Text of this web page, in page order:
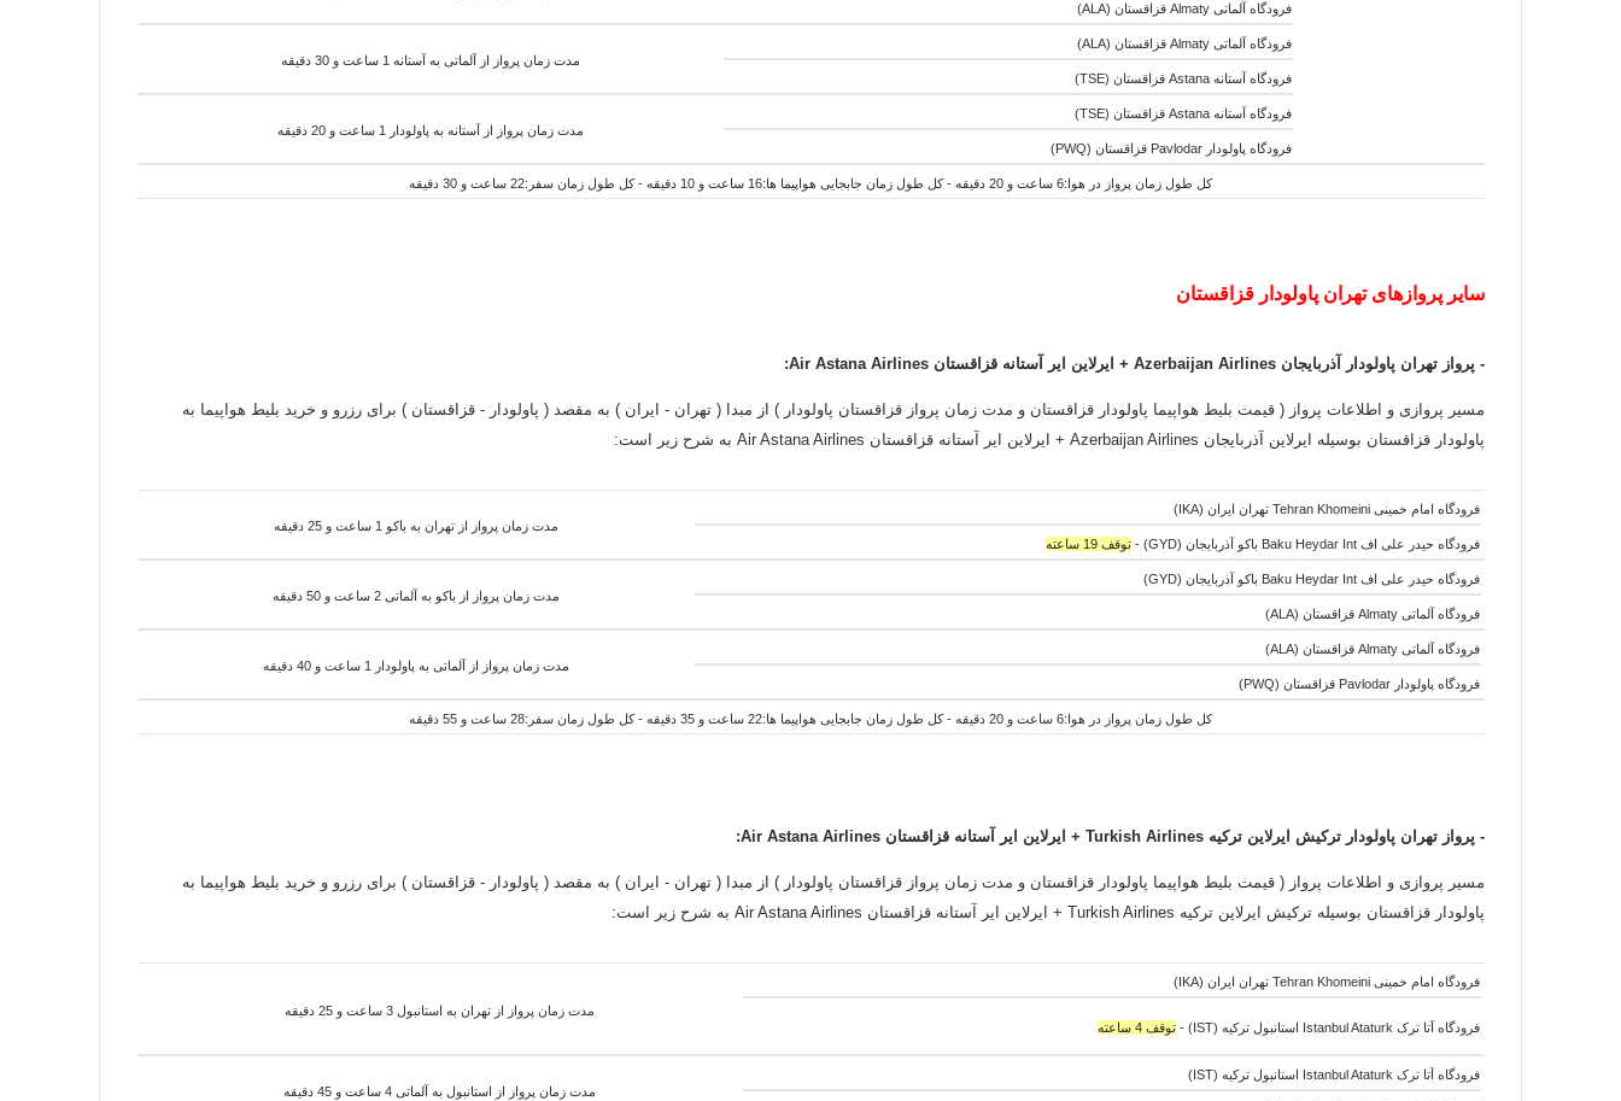
فرودگاه آلماتی Almaty قزاقستان (ALA)
فرودگاه آلماتی Almaty قزاقستان (ALA)
مدت زمان پرواز از آلماتی بهآستانه 1 ساعت و 30 دقیقه
فرودگاه آستانه Astana قزاقستان (TSE)
فرودگاه آستانه Astana قزاقستان (TSE)
مدت زمان پرواز ازآستانه به پاولودار 1 ساعت و 20 دقیقه
فرودگاه پاولودار Pavlodar قزاقستان (PWQ)
کل طول زمان پرواز در هوا:6 ساعت و 20 دقیقه - کل طول زمان جابجایی هواپیما ها:16 ساعت و 10 دقیقه - کل طول زمان سفر:22 ساعت و 30 دقیقه
سایر پروازهای تهران پاولودار قزاقستان
- پرواز تهران پاولودار آذربایجان Azerbaijan Airlines + ایرلاین ایر آستانه قزاقستان Air Astana Airlines :
مسیر پروازی و اطلاعات پرواز ( قیمت بلیط هواپیما پاولودار قزاقستان و مدت زمان پرواز قزاقستان پاولودار ) از مبدا ( تهران - ایران ) به مقصد ( پاولودار - قزاقستان ) برای رزرو و خرید بلیط هواپیما به
پاولودار قزاقستان بوسیله ایرلاین آذربایجان Azerbaijan Airlines + ایرلاین ایر آستانه قزاقستان Air Astana Airlines به شرح زیر است:
فرودگاه امام خمینی Tehran Khomeini تهران ایران (IKA)
مدت زمان پرواز از تهران به باکو 1 ساعت و 25 دقیقه
فرودگاه حیدر علی اف Baku Heydar Int باکو آذربایجان (GYD) -
توقف 19 ساعته
فرودگاه حیدر علی اف Baku Heydar Int باکو آذربایجان (GYD)
مدت زمان پرواز از باکو به آلماتی 2 ساعت و 50 دقیقه
فرودگاه آلماتی Almaty قزاقستان (ALA)
فرودگاه آلماتی Almaty قزاقستان (ALA)
مدت زمان پرواز از
آلماتی به پاولودار 1 ساعت و 40 دقیقه
فرودگاه پاولودار Pavlodar قزاقستان (PWQ)
کل طول زمان پرواز در هوا:6 ساعت و 20 دقیقه - کل طول زمان جابجایی هواپیما ها:22 ساعت و 35 دقیقه - کل طول زمان سفر:28 ساعت و 55 دقیقه
- پرواز تهران پاولودارترکیش ایرلاین ترکیهTurkish Airlines + ایرلاین ایر آستانه قزاقستان Air Astana Airlines :
مسیر پروازی و اطلاعات پرواز ( قیمت بلیط هواپیما پاولودار قزاقستان و مدت زمان پرواز قزاقستان پاولودار ) از مبدا ( تهران - ایران ) به مقصد ( پاولودار - قزاقستان ) برای رزرو و خرید بلیط هواپیما به
پاولودار قزاقستان بوسیله ترکیش ایرلاین ترکیه Turkish Airlines + ایرلاین ایر آستانه قزاقستان Air Astana Airlines به شرح زیر است:
فرودگاه امام خمینی Tehran Khomeini تهران ایران (IKA)
مدت زمان پرواز از تهران به استانبول 3 ساعت و 25 دقیقه
فرودگاه آتا ترک Istanbul Ataturk استانبول ترکیه (IST) -
توقف 4 ساعته
فرودگاه آتا ترک Istanbul Ataturk استانبول ترکیه (IST)
مدت زمان پرواز از استانبول به آلماتی 4 ساعت و 45 دقیقه